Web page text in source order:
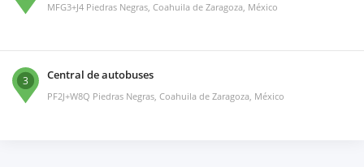
MFG3+J4 Piedras Negras, Coahuila de Zaragoza, México
3 Central de autobuses
PF2J+W8Q Piedras Negras, Coahuila de Zaragoza, México